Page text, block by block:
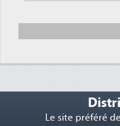
soutient
Le site préféré